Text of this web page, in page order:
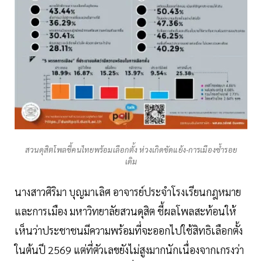
สวนดุสิตโพลชี้คนไทยพร้อมเลือกตั้ง ห่วงเกิดขัดแย้ง-การเมืองซ้ำรอย
เดิม
นางสาวศิริมา บุญมาเลิศ อาจารย์ประจำโรงเรียนกฎหมาย
และการเมือง มหาวิทยาลัยสวนดุสิต ชี้ผลโพลสะท้อนให้
เห็นว่าประชาชนมีความพร้อมที่จะออกไปใช้สิทธิเลือกตั้ง
ในต้นปี 2569 แต่ที่ตัวเลขยังไม่สูงมากนักเนื่องจากเกรงว่า